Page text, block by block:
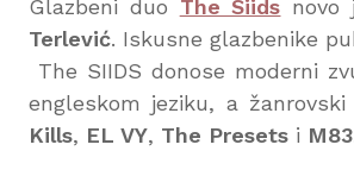
Glazbeni duo The Siids novo
Terlević. Iskusne glazbenike
The SIIDS donose moderni
engleskom jeziku, a
Kills, EL VY, The Presets i M83